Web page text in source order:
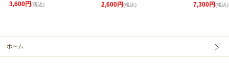
3,600円(税込)
2,600円(税込)
7,300円(税込)
ホーム